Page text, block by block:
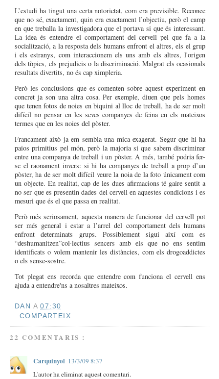
L’estudi ha tingut una certa notorietat, com era previsible. Reconec
que no sé, exactament, quin era exactament l’objectiu, però el camp
en que treballa la investigadora que el portava si que és interessant.
La idea és entendre el comportament del cervell pel que fa a la
socialització, a la resposta dels humans enfront el altres, els el grup
i els estranys, com interaccionem els uns amb els altres, l'origen
dels tòpics, els prejudicis o la discriminació. Malgrat els ocasionals
resultats divertits, no és cap ximpleria.
Però les conclusions que es comenten sobre aquest experiment en
concret ja son una altra cosa. Per exemple, diuen que pels homes
que tenen fotos de noies en biquini al lloc de treball, ha de ser molt
difícil no pensar en les seves companyes de feina en els mateixos
termes que en les noies del pòster.
Francament això ja em sembla una mica exagerat. Segur que hi ha
paios primitius pel món, però la majoria si que sabem discriminar
entre una companya de treball i un pòster. A més, també podria fer-
se el raonament invers: si hi ha companyes de treball a prop d’un
pòster, ha de ser molt difícil veure la noia de la foto únicament com
un objecte. En realitat, cap de les dues afirmacions té gaire sentit a
no ser que es presentin dades del cervell en aquestes condicions i es
mesuri que és el que passa en realitat.
Però més seriosament, aquesta manera de funcionar del cervell pot
ser més general i estar a l’arrel del comportament dels humans
enfront determinats grups. Possiblement sigui així com es
“deshumanitzen”col·lectius sencers amb els que no ens sentim
identificats o volem mantenir les distàncies, com els drogoaddictes
o els sense-sostre.
Tot plegat ens recorda que entendre com funciona el cervell ens
ajuda a entendre'ns a nosaltres mateixos.
DAN A07:30
COMPARTEIX
22 COMENTARIS :
Carquinyol 13/3/09 8:37
L'autor ha eliminat aquest comentari.